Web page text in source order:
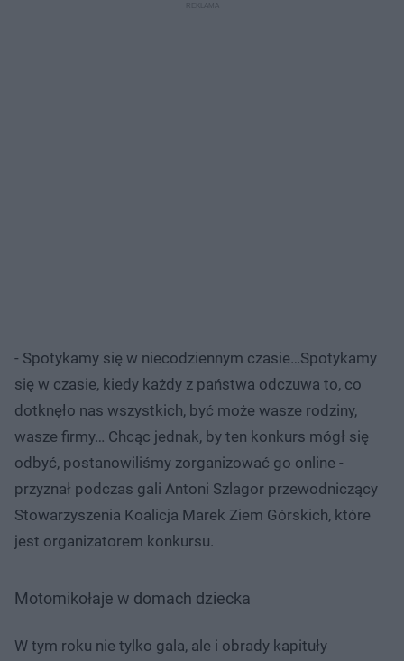
- Spotykamy się w niecodziennym czasie…Spotykamy
się w czasie, kiedy każdy z państwa odczuwa to, co
dotknęło nas wszystkich, być może wasze rodziny,
wasze firmy… Chcąc jednak, by ten konkurs mógł się
odbyć, postanowiliśmy zorganizować go online -
przyznał podczas gali Antoni Szlagor przewodniczący
Stowarzyszenia Koalicja Marek Ziem Górskich, które
jest organizatorem konkursu.
Motomikołaje w domach dziecka
W tym roku nie tylko gala, ale i obrady kapituły